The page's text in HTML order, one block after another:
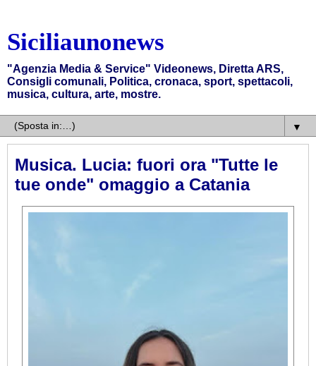
Siciliaunonews
"Agenzia Media & Service" Videonews, Diretta ARS,
Consigli comunali, Politica, cronaca, sport, spettacoli,
musica, cultura, arte, mostre.
▼
Musica. Lucia: fuori ora "Tutte le
tue onde" omaggio a Catania